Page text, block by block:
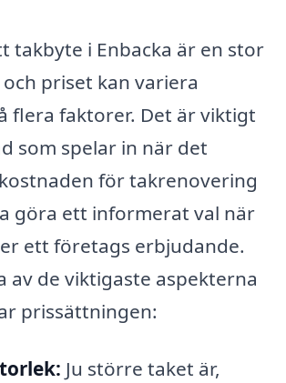
takbyte i Enbacka är en stor
priset kan variera
flera faktorer. Det är viktigt
som spelar in när det
för takrenovering
göra ett informerat val när
ett företags erbjudande.
av de viktigaste aspekterna
prissättningen:
Ju större taket är,